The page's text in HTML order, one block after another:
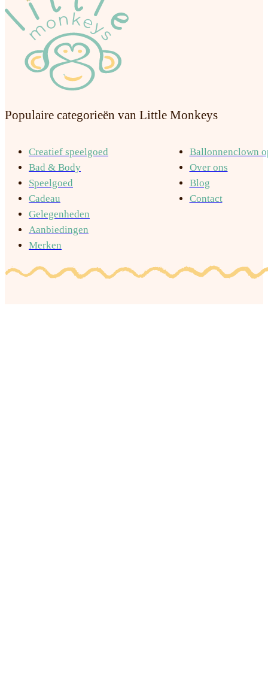
Populaire categorieën van Little Monkeys
Creatief speelgoed
Bad & Body
Speelgoed
Cadeau
Gelegenheden
Aanbiedingen
Merken
Ballonnenclown
Over ons
Blog
Contact